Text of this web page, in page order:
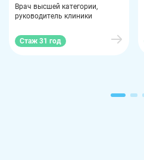
Врач высшей категории,
руководитель клиники
Стаж 31 год